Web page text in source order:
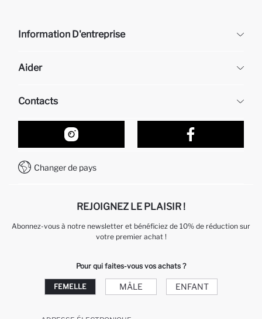
Information D'entreprise
À propos de nous
Aider
Retour et changement
Suivi de la Commande
Comment acheter sur DeFacto ?
Comment payer sur DeFacto?
Contacts
Nos Magasins
Formulaire de contact
Service Client +212 525 076 633
Changer de pays
REJOIGNEZ LE PLAISIR !
Abonnez-vous à notre newsletter et bénéficiez de 10% de réduction sur
votre premier achat !
Pour qui faites-vous vos achats ?
FEMELLE MÂLE ENFANT